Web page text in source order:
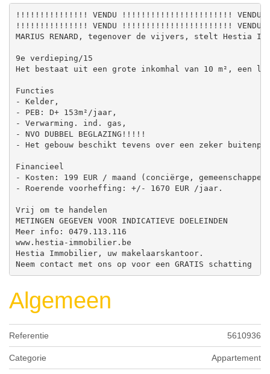
!!!!!!!!!!!!!!! VENDU !!!!!!!!!!!!!!!!!!!!!!!
!!!!!!!!!!!!!!! VENDU !!!!!!!!!!!!!!!!!!!!!!!
MARIUS RENARD, tegenover de vijvers, stelt Hestia
9e verdieping/15
Het bestaat uit een grote inkomhal van 10 m², een
Functies
- Kelder,
- PEB: D+ 153m²/jaar,
- Verwarming. ind. gas,
- NVO DUBBEL BEGLAZING!!!!!
- Het gebouw beschikt tevens over een zeker
Financieel
- Kosten: 199 EUR / maand (conciërge,
- Roerende voorheffing: +/- 1670 EUR /jaar.
Vrij om te handelen
METINGEN GEGEVEN VOOR INDICATIEVE DOELEINDEN
Meer info: 0479.113.116
www.hestia-immobilier.be
Hestia Immobilier, uw makelaarskantoor.
Neem contact met ons op voor een GRATIS schatting
Algemeen
Referentie 5610936
Categorie Appartement